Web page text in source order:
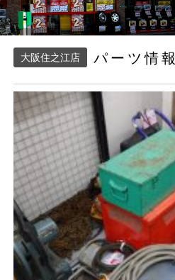
大阪住之江店 パーツ情報